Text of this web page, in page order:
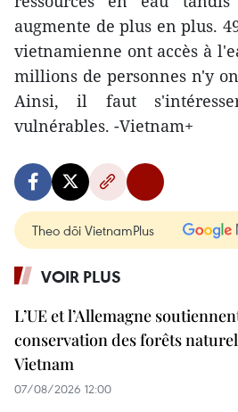
augmente de plus en plus.
vietnamienne ont accès à
millions de personnes n'y
Ainsi, il faut
vulnérables. -Vietnam+
Theo dõi VietnamPlus
VOIR PLUS
L’UE et l’Allemagne
conservation des forêts
Vietnam
07/08/2026 12:00